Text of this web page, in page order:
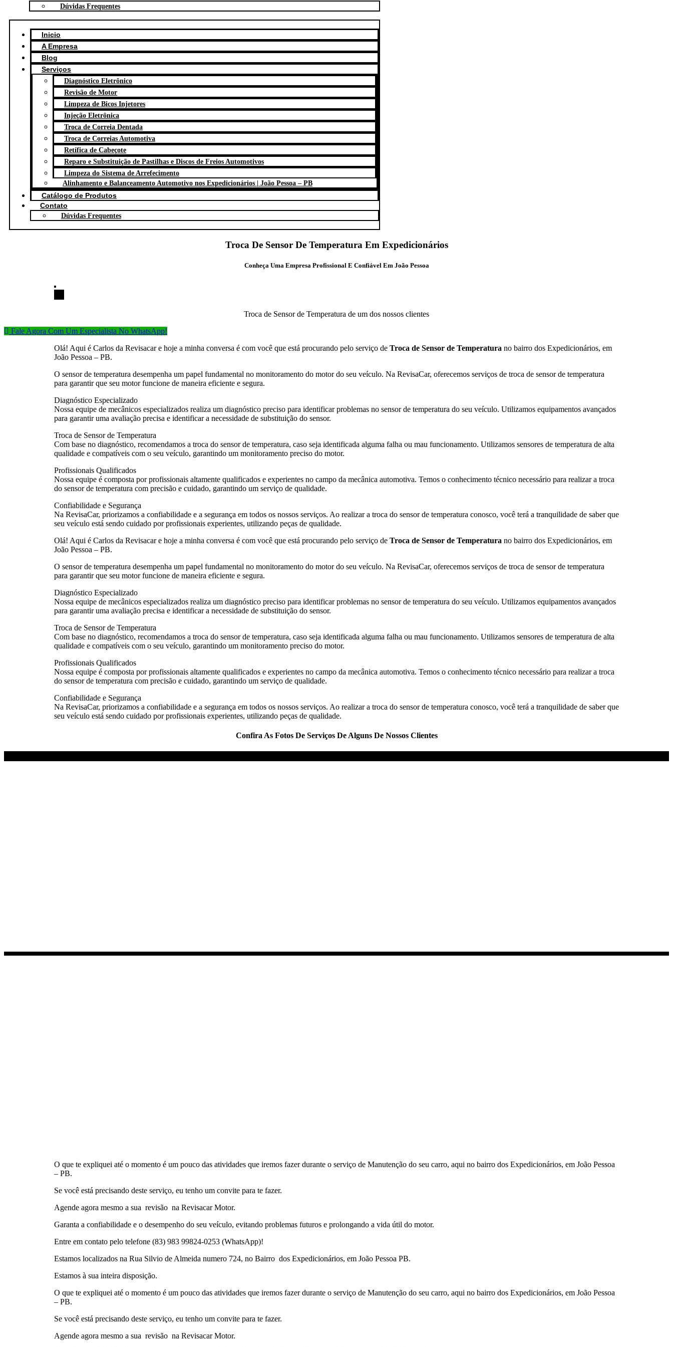
Dúvidas Frequentes
Inicio
A Empresa
Blog
Serviços
Diagnóstico Eletrônico
Revisão de Motor
Limpeza de Bicos Injetores
Injeção Eletrônica
Troca de Correia Dentada
Troca de Correias Automotiva
Retífica de Cabeçote
Reparo e Substituição de Pastilhas e Discos de Freios Automotivos
Limpeza do Sistema de Arrefecimento
Alinhamento e Balanceamento Automotivo nos Expedicionários | João Pessoa – PB
Catálogo de Produtos
Contato
Dúvidas Frequentes
Troca De Sensor De Temperatura Em Expedicionários
Conheça Uma Empresa Profissional E Confiável Em João Pessoa
Troca de Sensor de Temperatura de um dos nossos clientes
Fale Agora Com Um Especialista No WhatsApp!
Olá! Aqui é Carlos da Revisacar e hoje a minha conversa é com você que está procurando pelo serviço de Troca de Sensor de Temperatura no bairro dos Expedicionários, em
João Pessoa – PB.
O sensor de temperatura desempenha um papel fundamental no monitoramento do motor do seu veículo. Na RevisaCar, oferecemos serviços de troca de sensor de temperatura
para garantir que seu motor funcione de maneira eficiente e segura.
Diagnóstico Especializado
Nossa equipe de mecânicos especializados realiza um diagnóstico preciso para identificar problemas no sensor de temperatura do seu veículo. Utilizamos equipamentos avançados
para garantir uma avaliação precisa e identificar a necessidade de substituição do sensor.
Troca de Sensor de Temperatura
Com base no diagnóstico, recomendamos a troca do sensor de temperatura, caso seja identificada alguma falha ou mau funcionamento. Utilizamos sensores de temperatura de alta
qualidade e compatíveis com o seu veículo, garantindo um monitoramento preciso do motor.
Profissionais Qualificados
Nossa equipe é composta por profissionais altamente qualificados e experientes no campo da mecânica automotiva. Temos o conhecimento técnico necessário para realizar a troca
do sensor de temperatura com precisão e cuidado, garantindo um serviço de qualidade.
Confiabilidade e Segurança
Na RevisaCar, priorizamos a confiabilidade e a segurança em todos os nossos serviços. Ao realizar a troca do sensor de temperatura conosco, você terá a tranquilidade de saber que
seu veículo está sendo cuidado por profissionais experientes, utilizando peças de qualidade.
Olá! Aqui é Carlos da Revisacar e hoje a minha conversa é com você que está procurando pelo serviço de Troca de Sensor de Temperatura no bairro dos Expedicionários, em
João Pessoa – PB.
O sensor de temperatura desempenha um papel fundamental no monitoramento do motor do seu veículo. Na RevisaCar, oferecemos serviços de troca de sensor de temperatura
para garantir que seu motor funcione de maneira eficiente e segura.
Diagnóstico Especializado
Nossa equipe de mecânicos especializados realiza um diagnóstico preciso para identificar problemas no sensor de temperatura do seu veículo. Utilizamos equipamentos avançados
para garantir uma avaliação precisa e identificar a necessidade de substituição do sensor.
Troca de Sensor de Temperatura
Com base no diagnóstico, recomendamos a troca do sensor de temperatura, caso seja identificada alguma falha ou mau funcionamento. Utilizamos sensores de temperatura de alta
qualidade e compatíveis com o seu veículo, garantindo um monitoramento preciso do motor.
Profissionais Qualificados
Nossa equipe é composta por profissionais altamente qualificados e experientes no campo da mecânica automotiva. Temos o conhecimento técnico necessário para realizar a troca
do sensor de temperatura com precisão e cuidado, garantindo um serviço de qualidade.
Confiabilidade e Segurança
Na RevisaCar, priorizamos a confiabilidade e a segurança em todos os nossos serviços. Ao realizar a troca do sensor de temperatura conosco, você terá a tranquilidade de saber que
seu veículo está sendo cuidado por profissionais experientes, utilizando peças de qualidade.
Confira As Fotos De Serviços De Alguns De Nossos Clientes
O que te expliquei até o momento é um pouco das atividades que iremos fazer durante o serviço de Manutenção do seu carro, aqui no bairro dos Expedicionários, em João Pessoa
– PB.
Se você está precisando deste serviço, eu tenho um convite para te fazer.
Agende agora mesmo a sua revisão na Revisacar Motor.
Garanta a confiabilidade e o desempenho do seu veículo, evitando problemas futuros e prolongando a vida útil do motor.
Entre em contato pelo telefone (83) 983 99824-0253 (WhatsApp)!
Estamos localizados na Rua Silvio de Almeida numero 724, no Bairro dos Expedicionários, em João Pessoa PB.
Estamos à sua inteira disposição.
O que te expliquei até o momento é um pouco das atividades que iremos fazer durante o serviço de Manutenção do seu carro, aqui no bairro dos Expedicionários, em João Pessoa
– PB.
Se você está precisando deste serviço, eu tenho um convite para te fazer.
Agende agora mesmo a sua revisão na Revisacar Motor.